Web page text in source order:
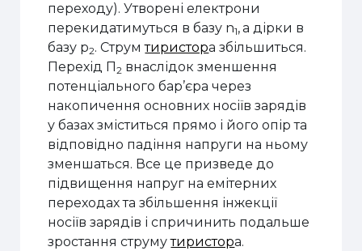
переходу). Утворені електрони
перекидатимуться в базу n1,а дірки в
базу p2. Струмтиристора збільшиться.
Перехід П2 внаслідок зменшення
потенціального бар’єра через
накопичення основних носіїв зарядів
у базах зміститься прямо і його опір та
відповідно падіння напруги на ньому
зменшаться. Все це призведе до
підвищення напруг на емітерних
переходах та збільшення інжекції
носіїв зарядів і спричинить подальше
зростання струмутиристора.